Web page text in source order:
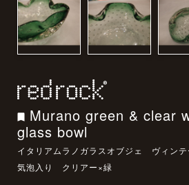
Murano green & clear
glass bowl
イタリアムラノガラスオブジェ ヴィン
気泡入り クリアー×緑